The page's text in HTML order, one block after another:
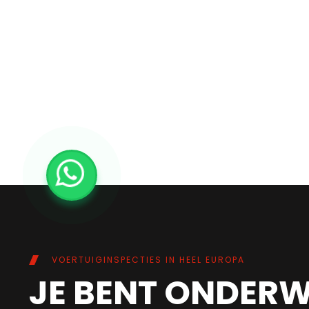
VOERTUIGINSPECTIES IN HEEL EUROPA
JE BENT